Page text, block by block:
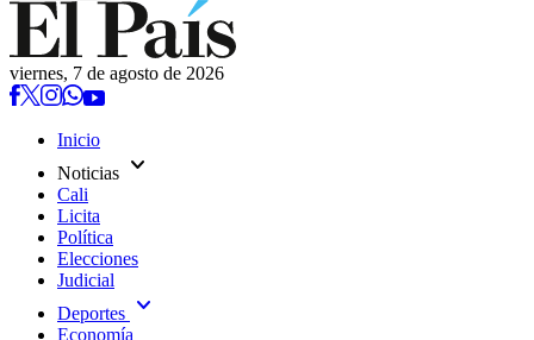
viernes, 7 de agosto de 2026
Inicio
Noticias expand_more
Cali
Licita
Política
Elecciones
Judicial
Deportes expand_more
Economía